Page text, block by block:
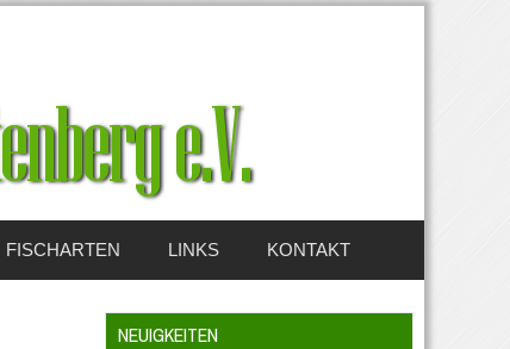
FISCHARTEN LINKS KONTAKT
NEUIGKEITEN